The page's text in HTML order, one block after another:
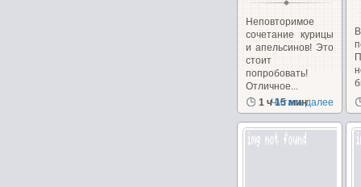
Неповторимое
сочетание курицы
и апельсинов! Это
стоит
попробовать!
Отличное...
1 ч 15 мин
Читать далее